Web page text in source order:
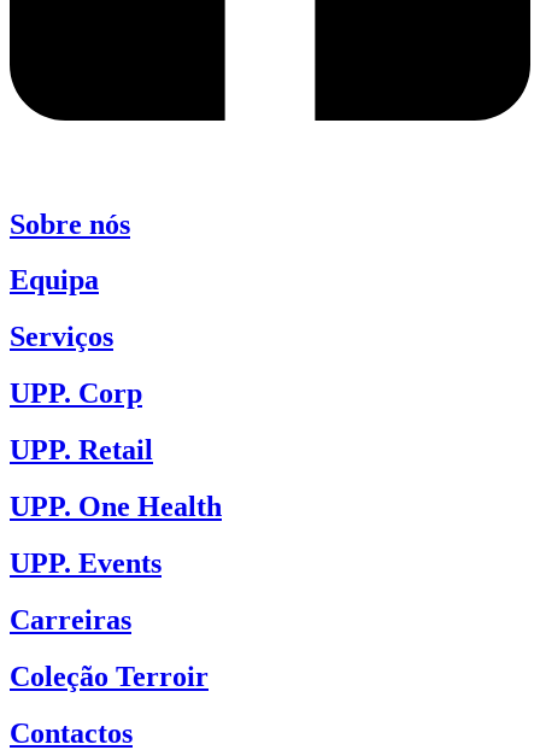
Sobre nós
Equipa
Serviços
UPP. Corp
UPP. Retail
UPP. One Health
UPP. Events
Carreiras
Coleção Terroir
Contactos